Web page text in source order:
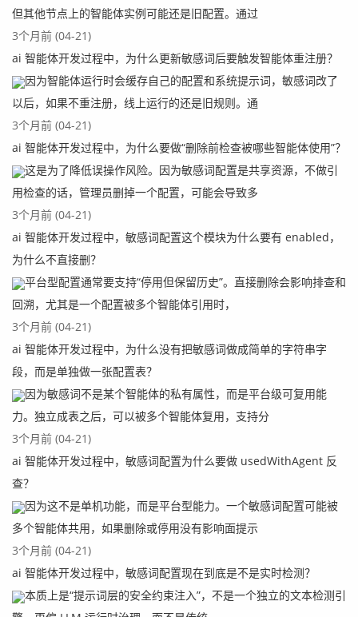
但其他节点上的智能体实例可能还是旧配置。通过
3个月前 (04-21)
ai 智能体开发过程中，为什么更新敏感词后要触发智能体重注册？
因为智能体运行时会缓存自己的配置和系统提示词，敏感词改了
以后，如果不重注册，线上运行的还是旧规则。通
3个月前 (04-21)
ai 智能体开发过程中，为什么要做“删除前检查被哪些智能体使用”？
这是为了降低误操作风险。因为敏感词配置是共享资源，不做引
用检查的话，管理员删掉一个配置，可能会导致多
3个月前 (04-21)
ai 智能体开发过程中，敏感词配置这个模块为什么要有 enabled，
为什么不直接删？
平台型配置通常要支持“停用但保留历史”。直接删除会影响排查和
回溯，尤其是一个配置被多个智能体引用时，
3个月前 (04-21)
ai 智能体开发过程中，为什么没有把敏感词做成简单的字符串字
段，而是单独做一张配置表？
因为敏感词不是某个智能体的私有属性，而是平台级可复用能
力。独立成表之后，可以被多个智能体复用，支持分
3个月前 (04-21)
ai 智能体开发过程中，敏感词配置为什么要做 usedWithAgent 反
查？
因为这不是单机功能，而是平台型能力。一个敏感词配置可能被
多个智能体共用，如果删除或停用没有影响面提示
3个月前 (04-21)
ai 智能体开发过程中，敏感词配置现在到底是不是实时检测？
本质上是“提示词层的安全约束注入”，不是一个独立的文本检测引